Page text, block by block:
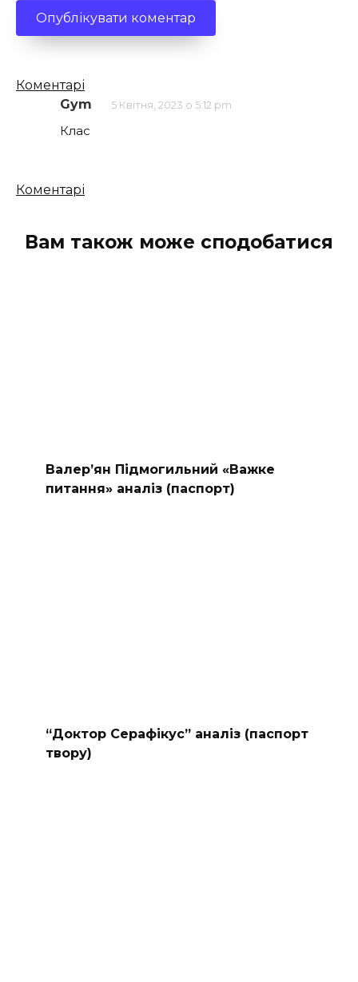
Кількість
коментарів
Коментарі
Gym
5 Квітня, 2023 о 5:12 pm
Клас
Кількість
Коментарі
Вам також може сподобатися
Валер’ян Підмогильний «Важке
питання» аналіз (паспорт)
“Доктор Серафікус” аналіз (паспорт
твору)